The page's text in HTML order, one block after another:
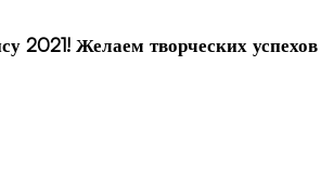
2021! Желаем творческих